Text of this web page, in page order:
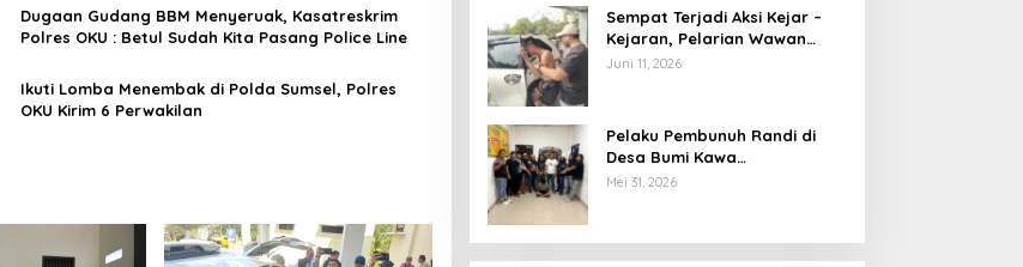
Dugaan Gudang BBM Menyeruak, Kasatreskrim
Polres OKU : Betul Sudah Kita Pasang Police Line
Ikuti Lomba Menembak di Polda Sumsel, Polres
OKU Kirim 6 Perwakilan
Sempat Terjadi Aksi Kejar –
Kejaran, Pelarian Wawan
Berakhir di Tangan Tim
Juni 11, 2026
Pelaku Pembunuh Randi di
Desa Bumi Kawa
Menyerahkan Diri, Terkuak
Mei 31, 2026